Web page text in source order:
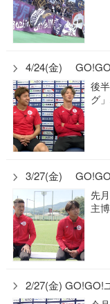
4/24(金)
後
グ
3/27(金)
先
主
2/27(金) GO!GO!